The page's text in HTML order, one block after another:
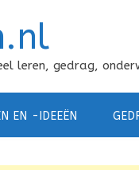
leren, gedrag,
EN -IDEEËN